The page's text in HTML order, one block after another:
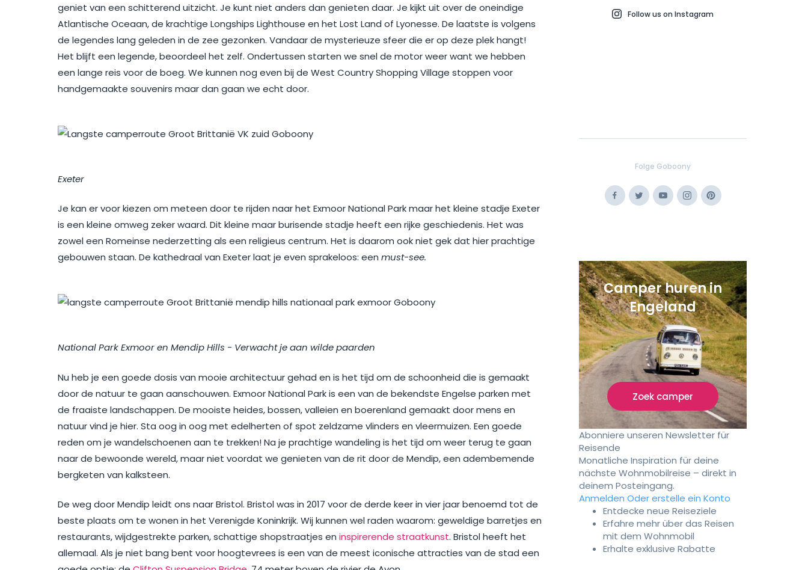
geniet van een schitterend uitzicht. Je kunt niet anders dan genieten daar. Je kijkt uit over de oneindige
Atlantische Oceaan, de krachtige Longships Lighthouse en het Lost Land of Lyonesse. De laatste is volgens
de legendes lang geleden in de zee gezonken. Vandaar de mysterieuze sfeer die er op deze plek hangt!
Het blijft een legende, beoordeel het zelf. Ondertussen starten we snel de motor weer want we hebben
een lange reis voor de boeg. We kunnen nog even bij de West Country Shopping Village stoppen voor
handgemaakte souvenirs maar dan gaan we echt door.
Exeter
Je kan er voor kiezen om meteen door te rijden naar het Exmoor National Park maar het kleine stadje Exeter
is een kleine omweg zeker waard. Dit kleine maar burisende stadje heeft een rijke geschiedenis. Het was
zowel een Romeinse nederzetting als een religieus centrum. Het is daarom ook niet gek dat hier prachtige
gebouwen staan. De kathedraal van Exeter laat je even sprakeloos: een must-see.
National Park Exmoor en Mendip Hills - Verwacht je aan wilde paarden
Nu heb je een goede dosis van mooie architectuur gehad en is het tijd om de schoonheid die is gemaakt
door de natuur te gaan aanschouwen. Exmoor National Park is een van de bekendste Engelse parken met
de fraaiste landschappen. De mooiste heides, bossen, valleien en boerenland gemaakt door mens en
natuur vind je hier. Sta oog in oog met edelherten of spot zeldzame vlinders en vleermuizen. Een goede
reden om je wandelschoenen aan te trekken! Na je prachtige wandeling is het tijd om weer terug te gaan
naar de bewoonde wereld, maar niet voordat we genieten van de rit door de Mendip, een adembemende
bergketen van kalksteen.
De weg door Mendip leidt ons naar Bristol. Bristol was in 2017 voor de derde keer in vier jaar benoemd tot de
beste plaats om te wonen in het Verenigde Koninkrijk. Wij kunnen wel raden waarom: geweldige barretjes en
restaurants, wijdgestrekte parken, schattige shopstraatjes en inspirerende straatkunst. Bristol heeft het
allemaal. Als je niet bang bent voor hoogtevrees is een van de meest iconische attracties van de stad een
Follow us on Instagram
Folge Goboony
Facebook
TwitterYoutubeInstagramPinterest
Camper huren in
Engeland
Zoek camper
Abonniere unseren Newsletter für
Reisende
Monatliche Inspiration für deine
nächste Wohnmobilreise – direkt in
deinem Posteingang.
Anmelden Oder erstelle ein Konto
Entdecke neue Reiseziele
Erfahre mehr über das Reisen
mit dem Wohnmobil
Erhalte exklusive Rabatte